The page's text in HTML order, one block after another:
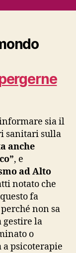
sia il
sanitari sulla
anche
, e
ad Alto
notato che
fa
non sa
gestire la
o
a psicoterapie